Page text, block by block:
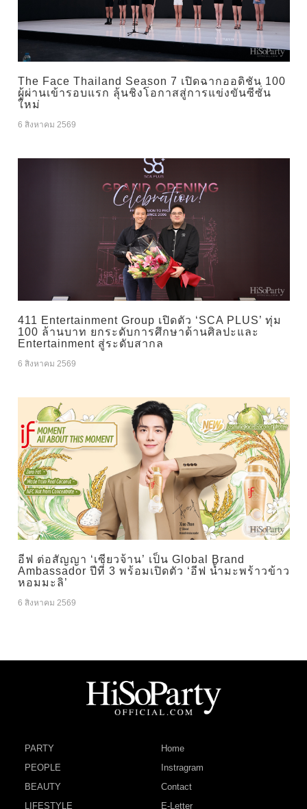
The Face Thailand Season 7 เปิดฉากออดิชัน 100
ผู้ผ่านเข้ารอบแรก ลุ้นชิงโอกาสสู่การแข่งขันซีซั่น
ใหม่
6 สิงหาคม 2569
411 Entertainment Group เปิดตัว ‘SCA PLUS’ ทุ่ม
100 ล้านบาท ยกระดับการศึกษาด้านศิลปะและ
Entertainment สู่ระดับสากล
6 สิงหาคม 2569
อีฟ ต่อสัญญา ‘เซียวจ้าน’ เป็น Global Brand
Ambassador ปีที่ 3 พร้อมเปิดตัว ‘อีฟ น้ำมะพร้าวข้าว
หอมมะลิ’
6 สิงหาคม 2569
PARTY
PEOPLE
BEAUTY
LIFESTYLE
Home
Instragram
Contact
E-Letter